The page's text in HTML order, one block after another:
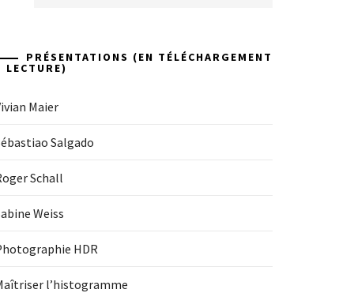
PRÉSENTATIONS (EN TÉLÉCHARGEMENT
LECTURE)
Maier
Salgado
Schall
Weiss
HDR
l’histogramme